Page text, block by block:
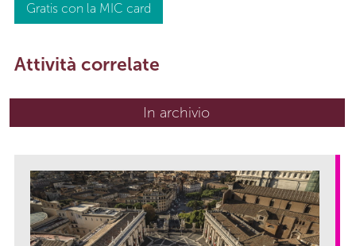
Gratis con la MIC card
Attività correlate
In archivio